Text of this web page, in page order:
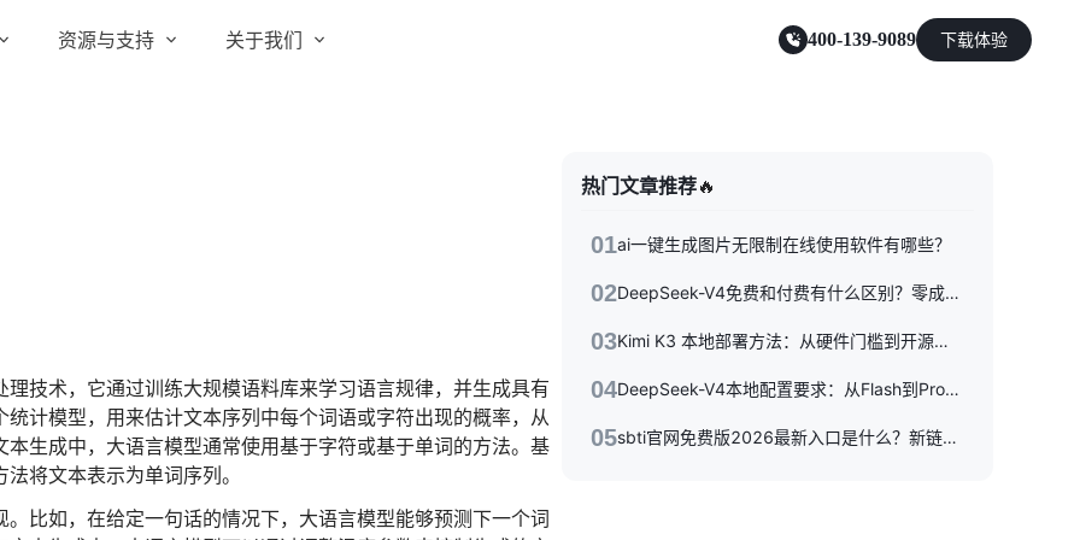
实在信创 RPA
全面支持国产信创生态
实在取数宝
一键提数整合，洞察更高效
能源及制造业
资源与支持
合作伙伴
客户支持
关于我们 400-139-9089 下载体验
技术，它通过训练大规模语料库来学习语言规律，并生成具有
计模型，用来估计文本序列中每个词语或字符出现的概率，从
生成中，大语言模型通常使用基于字符或基于单词的方法。基
将文本表示为单词序列。
比如，在给定一句话的情况下，大语言模型能够预测下一个词
热门文章推荐🔥
01ai一键生成图片无限制在线使用软件有哪些？
02 DeepSeek-V4免费和付费有什么区别？零成本体验到API按量付费，三种使用方式一次性讲清楚
03 Kimi K3 本地部署方法：从硬件门槛到开源权重落地的完整指南
04 DeepSeek-V4本地配置要求：从Flash到Pro硬件选型指南
05 sbti官网免费版2026最新入口是什么？新链接/备用站与避坑指南全收录